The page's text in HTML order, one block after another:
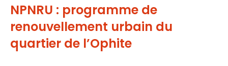
NPNRU : programme de
renouvellement urbain du
quartier de l’Ophite